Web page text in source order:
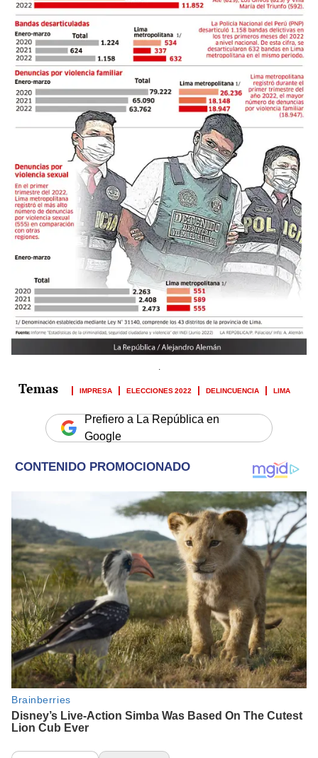
IMPRESA ELECCIONES 2022 DELINCUENCIA LIMA
Prefiero a La República en
Google